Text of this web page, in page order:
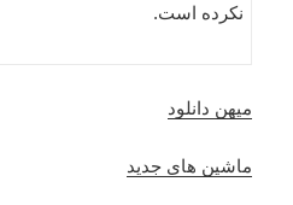
نکرده است.
میهن دانلود
ماشین های جدید